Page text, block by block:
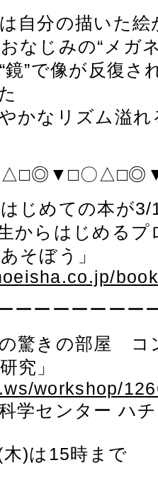
自分の描いた絵
なじみの“メガ
鏡”で像が反復さ
かなリズム溢
△□◎▼□〇
じめての本が
からはじめる
そぼう」
ーーーーーーー
の驚きの部屋
究」
workshop/
学センター ハ
木)は15時まで